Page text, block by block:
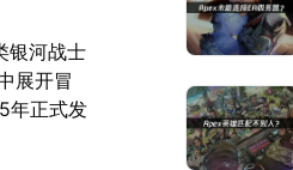
银河战士
展开冒
年正式发